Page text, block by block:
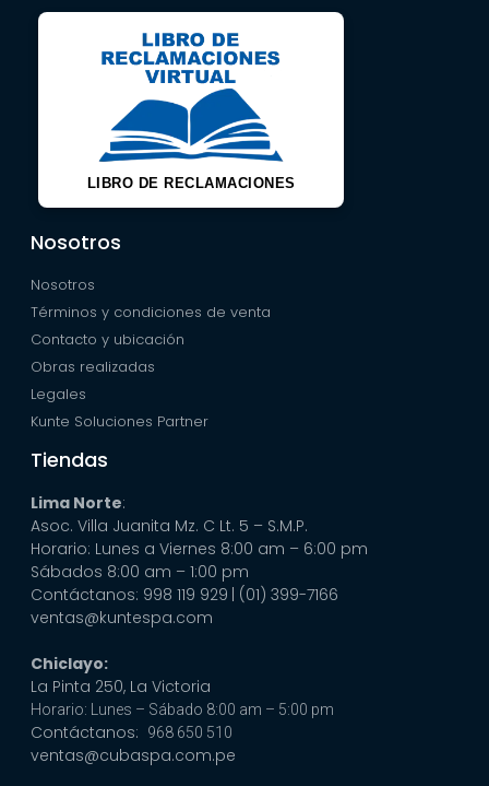
LIBRO DE RECLAMACIONES
Nosotros
Nosotros
Términos y condiciones de venta
Contacto y ubicación
Obras realizadas
Legales
Kunte Soluciones Partner
Tiendas
Lima Norte:
Asoc. Villa Juanita Mz. C Lt. 5 – S.M.P.
Horario: Lunes a Viernes 8:00 am – 6:00 pm
Sábados 8:00 am – 1:00 pm
Contáctanos: 998 119 929 | (01) 399-7166
ventas@kuntespa.com
Chiclayo:
La Pinta 250, La Victoria
Horario: Lunes – Sábado 8:00 am – 5:00 pm
Contáctanos: 968 650 510
ventas@cubaspa.com.pe